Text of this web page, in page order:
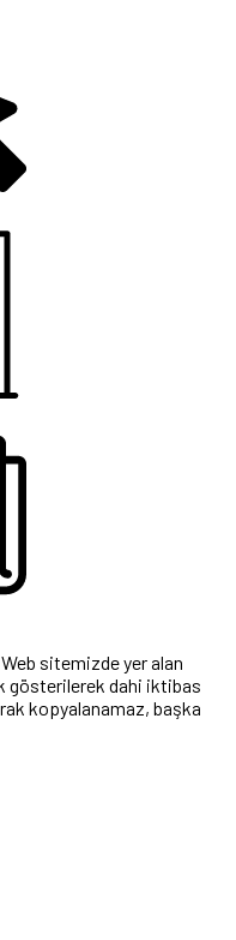
sitemizde yer alan
gösterilerek dahi iktibas
kopyalanamaz, başka